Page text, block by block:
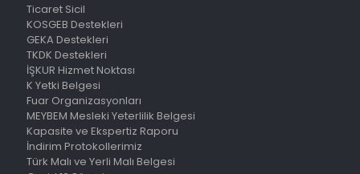
Ticaret Sicil
KOSGEB Destekleri
GEKA Destekleri
TKDK Destekleri
İŞKUR Hizmet Noktası
K Yetki Belgesi
Fuar Organizasyonları
MEYBEM Mesleki Yeterlilik Belgesi
Kapasite ve Ekspertiz Raporu
İndirim Protokollerimiz
Türk Malı ve Yerli Malı Belgesi